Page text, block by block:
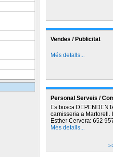
Vendes / Publicitat
Més detalls...
Personal Serveis /
Es busca
carnisseria a Martorell.
Esther Cervera: 652
Més detalls...